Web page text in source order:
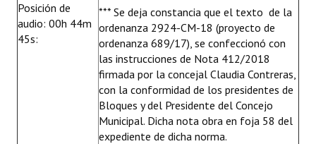
Posición de
audio: 00h 44m
45s:
*** Se deja constancia que el texto de la
ordenanza 2924-CM-18 (proyecto de
ordenanza 689/17), se confeccionó con
las instrucciones de Nota 412/2018
firmada por la concejal Claudia Contreras,
con la conformidad de los presidentes de
Bloques y del Presidente del Concejo
Municipal. Dicha nota obra en foja 58 del
expediente de dicha norma.